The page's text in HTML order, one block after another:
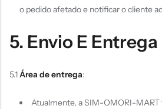
o pedido afetado e notificar o cliente
5. Envio E Entrega
5.1Área de entrega:
Atualmente, a SIM-OMORI-